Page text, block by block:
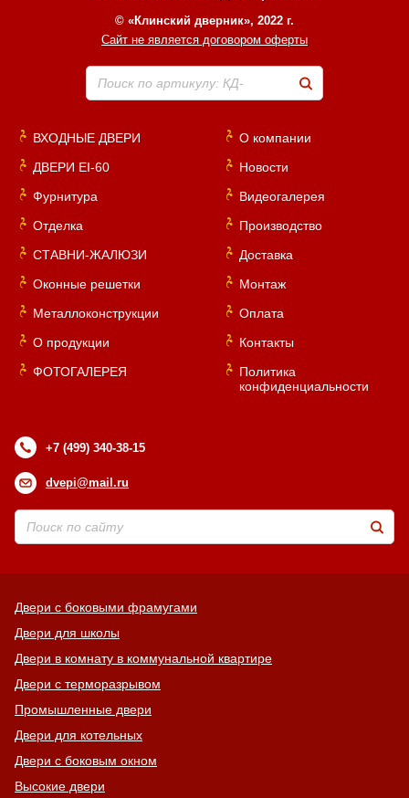
© «Клинский дверник», 2022 г.
Сайт не является договором оферты
Поиск по артикулу: КД-
ВХОДНЫЕ ДВЕРИ
ДВЕРИ EI-60
Фурнитура
Отделка
СТАВНИ-ЖАЛЮЗИ
Оконные решетки
Металлоконструкции
О продукции
ФОТОГАЛЕРЕЯ
О компании
Новости
Видеогалерея
Производство
Доставка
Монтаж
Оплата
Контакты
Политика
конфиденциальности
+7 (499) 340-38-15
dvepi@mail.ru
Двери с боковыми фрамугами
Двери для школы
Двери в комнату в коммунальной квартире
Двери с терморазрывом
Промышленные двери
Двери для котельных
Двери с боковым окном
Высокие двери